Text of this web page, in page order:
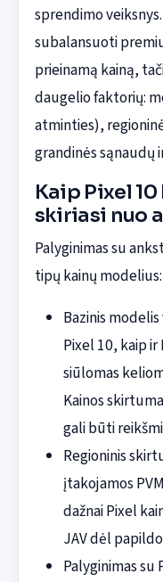
sprendimo
subalansuoti
prieinamą kainą,
daugelio faktorių:
atminties),
grandinės sąnaudų
Kaip Pixel
skiriasi nuo
Palyginimas su
tipų kainų modelius:
Bazinis
Pixel 10, kaip ir
siūlomas
Kainos
gali būti
Regioninis
įtakojamos
dažnai Pixel
JAV dėl
Palyginimas su